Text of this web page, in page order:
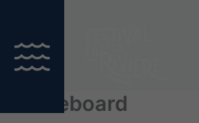
contenu
Paddleboard